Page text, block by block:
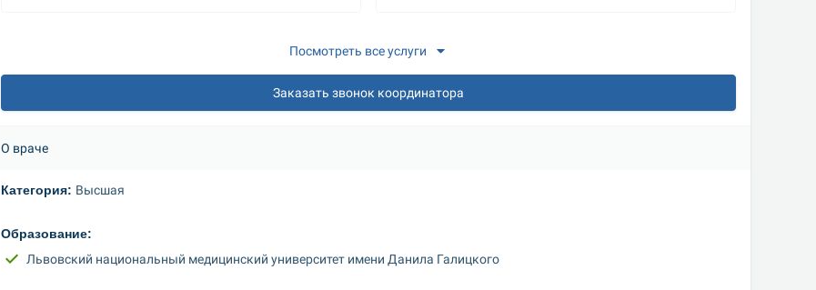
Посмотреть все услуги
Заказать звонок координатора
О враче
Категория: Высшая
Образование:
Львовский национальный медицинский университет имени Данила Галицкого